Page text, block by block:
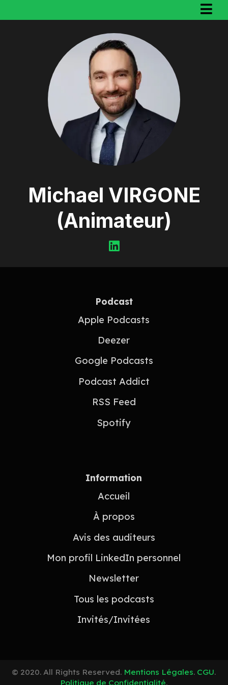
Michael VIRGONE
(Animateur)
Podcast
Apple Podcasts
Deezer
Google Podcasts
Podcast Addict
RSS Feed
Spotify
Information
Accueil
À propos
Avis des auditeurs
Mon profil LinkedIn personnel
Newsletter
Tous les podcasts
Invités/Invitées
© 2020. All Rights Reserved. Mentions Légales. CGU.
Politique de Confidentialité.